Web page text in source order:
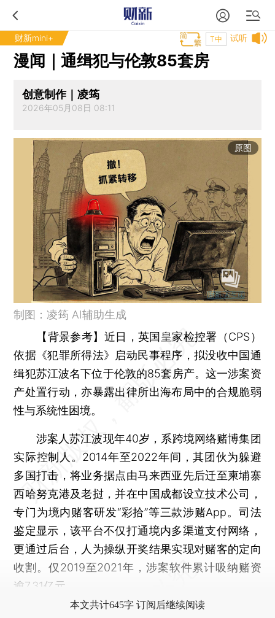
财新mini+ 试听
T中
漫闻｜通缉犯与伦敦85套房
创意制作｜凌筠
2026年05月08日 08:11
原图
制图：凌筠 AI辅助生成
【背景参考】 近日，英国皇家检控署（CPS）
依据《犯罪所得法》启动民事程序，拟没收中国通
缉犯苏江波名下位于伦敦的85套房产。这一涉案资
产处置行动，亦暴露出律所出海布局中的合规脆弱
性与系统性困境。
涉案人苏江波现年40岁，系跨境网络赌博集团
实际控制人。2014年至2022年间，其团伙为躲避
多国打击，将业务据点由马来西亚先后迁至柬埔寨
西哈努克港及老挝，并在中国成都设立技术公司，
专门为境内赌客研发“彩拾”等三款涉赌App。司法
鉴定显示，该平台不仅打通境内多渠道支付网络，
更通过后台，人为操纵开奖结果实现对赌客的定向
收割。仅2019至2021年，涉案软件累计吸纳赌资
逾7.31亿元。
本文共计645字 订阅后继续阅读